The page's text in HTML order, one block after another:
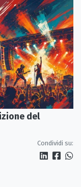
del
Condividi su: